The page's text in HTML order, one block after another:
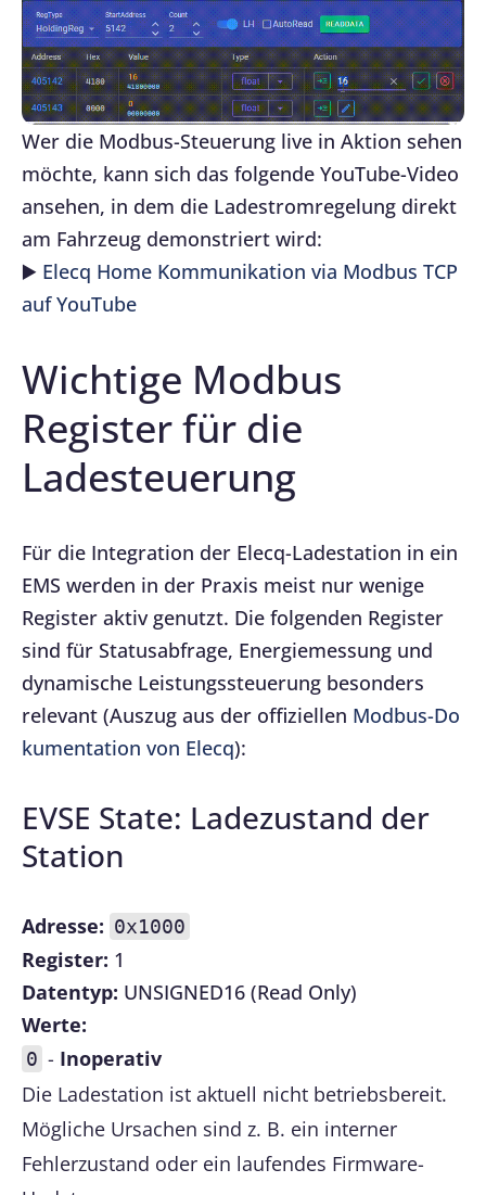
Wer die Modbus-Steuerung live in Aktion sehen
möchte, kann sich das folgende YouTube-Video
ansehen, in dem die Ladestromregelung direkt
am Fahrzeug demonstriert wird:
▶️ Elecq Home Kommunikation via Modbus TCP
auf YouTube
Wichtige Modbus
Register für die
Ladesteuerung
Für die Integration der Elecq-Ladestation in ein
EMS werden in der Praxis meist nur wenige
Register aktiv genutzt. Die folgenden Register
sind für Statusabfrage, Energiemessung und
dynamische Leistungssteuerung besonders
relevant (Auszug aus der offiziellen Modbus-Do
kumentation von Elecq):
EVSE State: Ladezustand der
Station
Adresse: 0x1000
Register: 1
Datentyp: UNSIGNED16 (Read Only)
Werte:
0 - Inoperativ
Die Ladestation ist aktuell nicht betriebsbereit.
Mögliche Ursachen sind z. B. ein interner
Fehlerzustand oder ein laufendes Firmware-